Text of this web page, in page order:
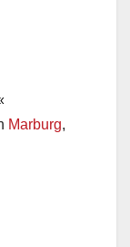
Marburg,